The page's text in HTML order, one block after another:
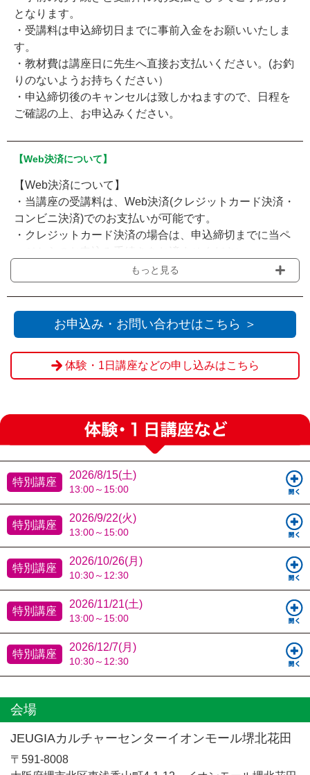
となります。
・受講料は申込締切日までに事前入金をお願いいたしま
す。
・教材費は講座日に先生へ直接お支払いください。(お釣
りのないようお持ちください）
・申込締切後のキャンセルは致しかねますので、日程を
ご確認の上、お申込みください。
【Web決済について】
【Web決済について】
・当講座の受講料は、Web決済(クレジットカード決済・
コンビニ決済)でのお支払いが可能です。
・クレジットカード決済の場合は、申込締切までに当ペ
・コンビニ決済の場合は、申込締切までに選択したコン
ビニでのお支払いください。支払期限はお申し込みから
し込みください。
もっと見る
お申込み・お問い合わせはこちら ＞
体験・1日講座などの申し込みはこちら
特別講座
2026/8/15(土)
13:00～15:00
特別講座
2026/9/22(火)
13:00～15:00
特別講座
2026/10/26(月)
10:30～12:30
特別講座
2026/11/21(土)
13:00～15:00
特別講座
2026/12/7(月)
10:30～12:30
会場
JEUGIAカルチャーセンターイオンモール堺北花田
〒591-8008